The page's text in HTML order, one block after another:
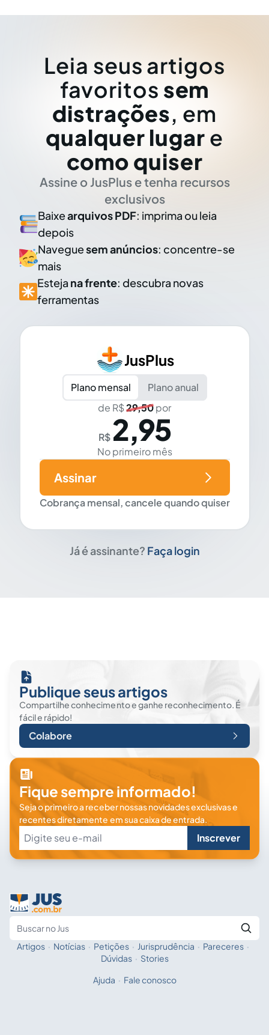
Leia seus artigos
favoritos sem
distrações, em
qualquer lugar e
como quiser
Assine o JusPlus e tenha recursos
exclusivos
Baixearquivos PDF: imprima ou leia
depois
Naveguesem anúncios: concentre-se
mais
Esteja na frente: descubra novas
ferramentas
JusPlus
Plano mensal
Plano anual
de R$29,50por
R$ 2,95
No primeiro mês
Cobrança mensal, cancele quando quiser
Assinar
Já é assinante? Faça login
Publique seus artigos
Compartilhe conhecimento e ganhe reconhecimento. É
fácil e rápido!
Colabore
Fique sempre informado!
Seja o primeiro a receber nossas novidades exclusivas e
recentes diretamente em sua caixa de entrada.
Inscrever
Fale com a IA
Artigos · Notícias · Petições · Jurisprudência · Pareceres ·
Dúvidas · Stories
Ajuda · Fale conosco